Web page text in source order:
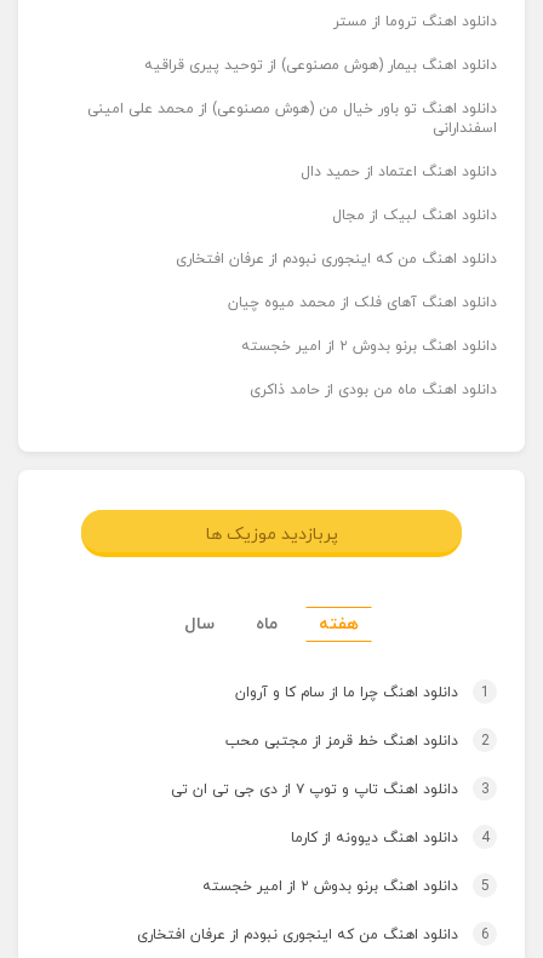
دانلود اهنگ تروما از مستر
دانلود اهنگ بیمار (هوش مصنوعی) از توحید پیری قراقیه
دانلود اهنگ تو باور خیال من (هوش مصنوعی) از محمد علی امینی
اسفندارانی
دانلود اهنگ اعتماد از حمید دال
دانلود اهنگ لبیک از مجال
دانلود اهنگ من که اینجوری نبودم از عرفان افتخاری
دانلود اهنگ آهای فلک از محمد میوه چیان
دانلود اهنگ برنو بدوش ۲ از امیر خجسته
دانلود اهنگ ماه من بودی از حامد ذاکری
پربازدید موزیک ها
هفته ماه سال
1 دانلود اهنگ چرا ما از سام کا و آروان
2 دانلود اهنگ خط قرمز از مجتبی محب
3 دانلود اهنگ تاپ و توپ ۷ از دی جی تی ان تی
4 دانلود اهنگ دیوونه از کارما
5 دانلود اهنگ برنو بدوش ۲ از امیر خجسته
6 دانلود اهنگ من که اینجوری نبودم از عرفان افتخاری